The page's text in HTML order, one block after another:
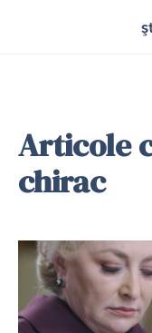
Articole
chirac